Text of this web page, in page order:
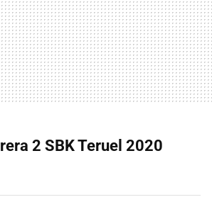
2 SBK Teruel 2020